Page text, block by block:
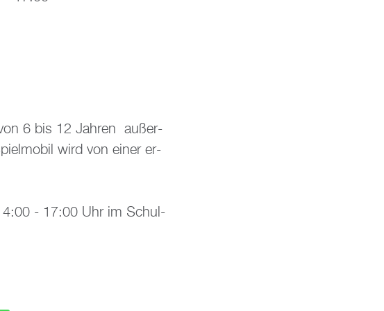
6 bis 12 Jah­ren au­ßer­
wird von einer er­
- 17:00 Uhr im Schul­